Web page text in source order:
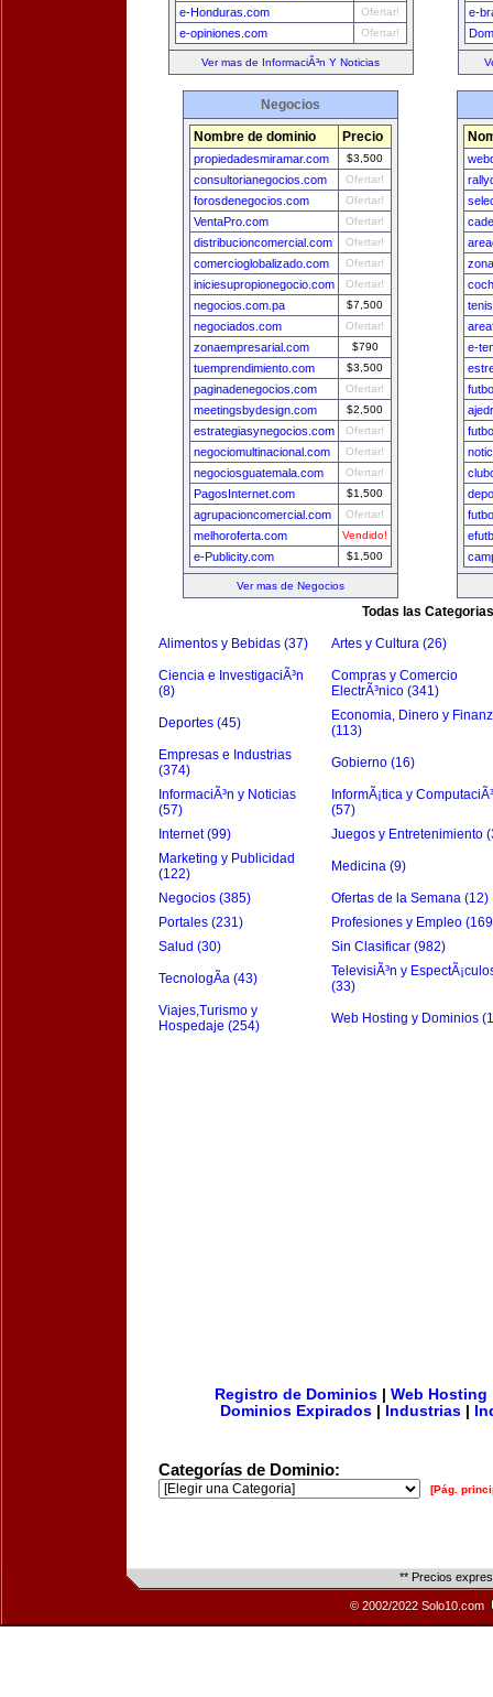
e-Honduras.com Ofertar!
e-opiniones.com Ofertar!
Ver mas de InformaciÃ³n Y Noticias
e-
Negocios
Nombre de dominio Precio
propiedadesmiramar.com $3,500
consultorianegocios.com Ofertar!
forosdenegocios.com Ofertar!
VentaPro.com Ofertar!
distribucioncomercial.com Ofertar!
comercioglobalizado.com Ofertar!
iniciesupropionegocio.com Ofertar!
negocios.com.pa $7,500
negociados.com Ofertar!
zonaempresarial.com $790
tuemprendimiento.com $3,500
paginadenegocios.com Ofertar!
meetingsbydesign.com $2,500
estrategiasynegocios.com Ofertar!
negociomultinacional.com Ofertar!
negociosguatemala.com Ofertar!
PagosInternet.com $1,500
agrupacioncomercial.com Ofertar!
melhoroferta.com Vendido!
e-Publicity.com $1,500
Ver mas de Negocios
e-
Todas las Categorias
Alimentos y Bebidas (37) Artes y Cultura (26)
Ciencia e InvestigaciÃ³n
(8)
Compras y Comercio
ElectrÃ³nico (341)
Deportes (45)
Economia, Dinero y
(113)
Empresas e Industrias
(374)
Gobierno (16)
InformaciÃ³n y Noticias
(57)
InformÃ¡tica y
(57)
Internet (99)
Juegos y Entretenimiento
Marketing y Publicidad
(122)
Medicina (9)
Negocios (385)
Ofertas de la Semana (12)
Portales (231)
Profesiones y Empleo
Salud (30)
Sin Clasificar (982)
TecnologÃ­a (43)
TelevisiÃ³n y
(33)
Viajes,Turismo y
Hospedaje (254)
Web Hosting y Dominios
Registro de Dominios| Web Hosting
Dominios Expirados
Industrias
Categorías de Dominio:
[Pág.
** Precios
© 2002/2022 Solo10.com